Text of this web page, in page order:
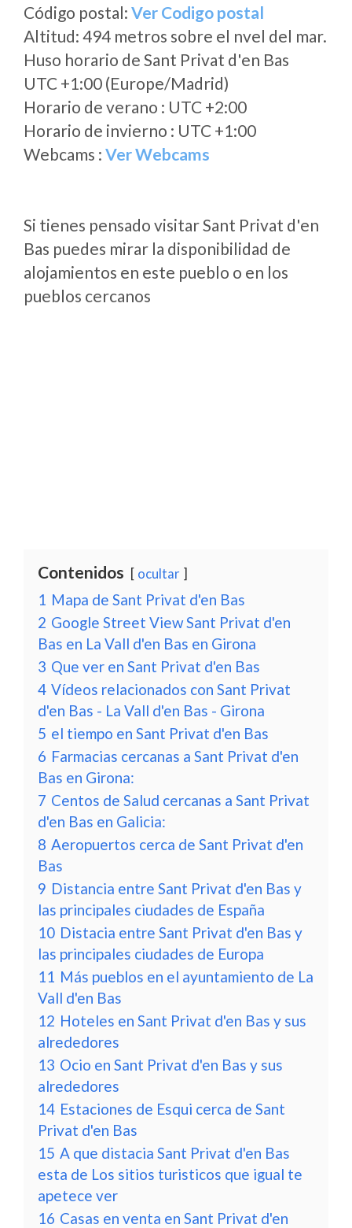
Código postal: Ver Codigo postal
Altitud: 494 metros sobre el nvel del mar.
Huso horario de Sant Privat d'en Bas
UTC +1:00 (Europe/Madrid)
Horario de verano : UTC +2:00
Horario de invierno : UTC +1:00
Webcams : Ver Webcams
Si tienes pensado visitar Sant Privat d'en
Bas puedes mirar la disponibilidad de
alojamientos en este pueblo o en los
pueblos cercanos
Contenidos ocultar
1 Mapa de Sant Privat d'en Bas
2 Google Street View Sant Privat d'en
Bas en La Vall d'en Bas en Girona
3 Que ver en Sant Privat d'en Bas
4 Vídeos relacionados con Sant Privat
d'en Bas - La Vall d'en Bas - Girona
5 el tiempo en Sant Privat d'en Bas
6 Farmacias cercanas a Sant Privat d'en
Bas en Girona:
7 Centos de Salud cercanas a Sant Privat
d'en Bas en Galicia:
8 Aeropuertos cerca de Sant Privat d'en
Bas
9 Distancia entre Sant Privat d'en Bas y
las principales ciudades de España
10 Distacia entre Sant Privat d'en Bas y
las principales ciudades de Europa
11 Más pueblos en el ayuntamiento de La
Vall d'en Bas
12 Hoteles en Sant Privat d'en Bas y sus
alrededores
13 Ocio en Sant Privat d'en Bas y sus
alrededores
14 Estaciones de Esqui cerca de Sant
Privat d'en Bas
15 A que distacia Sant Privat d'en Bas
esta de Los sitios turisticos que igual te
apetece ver
16 Casas en venta en Sant Privat d'en